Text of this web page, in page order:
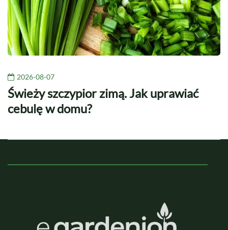
2026-08-07
Świeży szczypior zimą. Jak uprawiać
cebulę w domu?